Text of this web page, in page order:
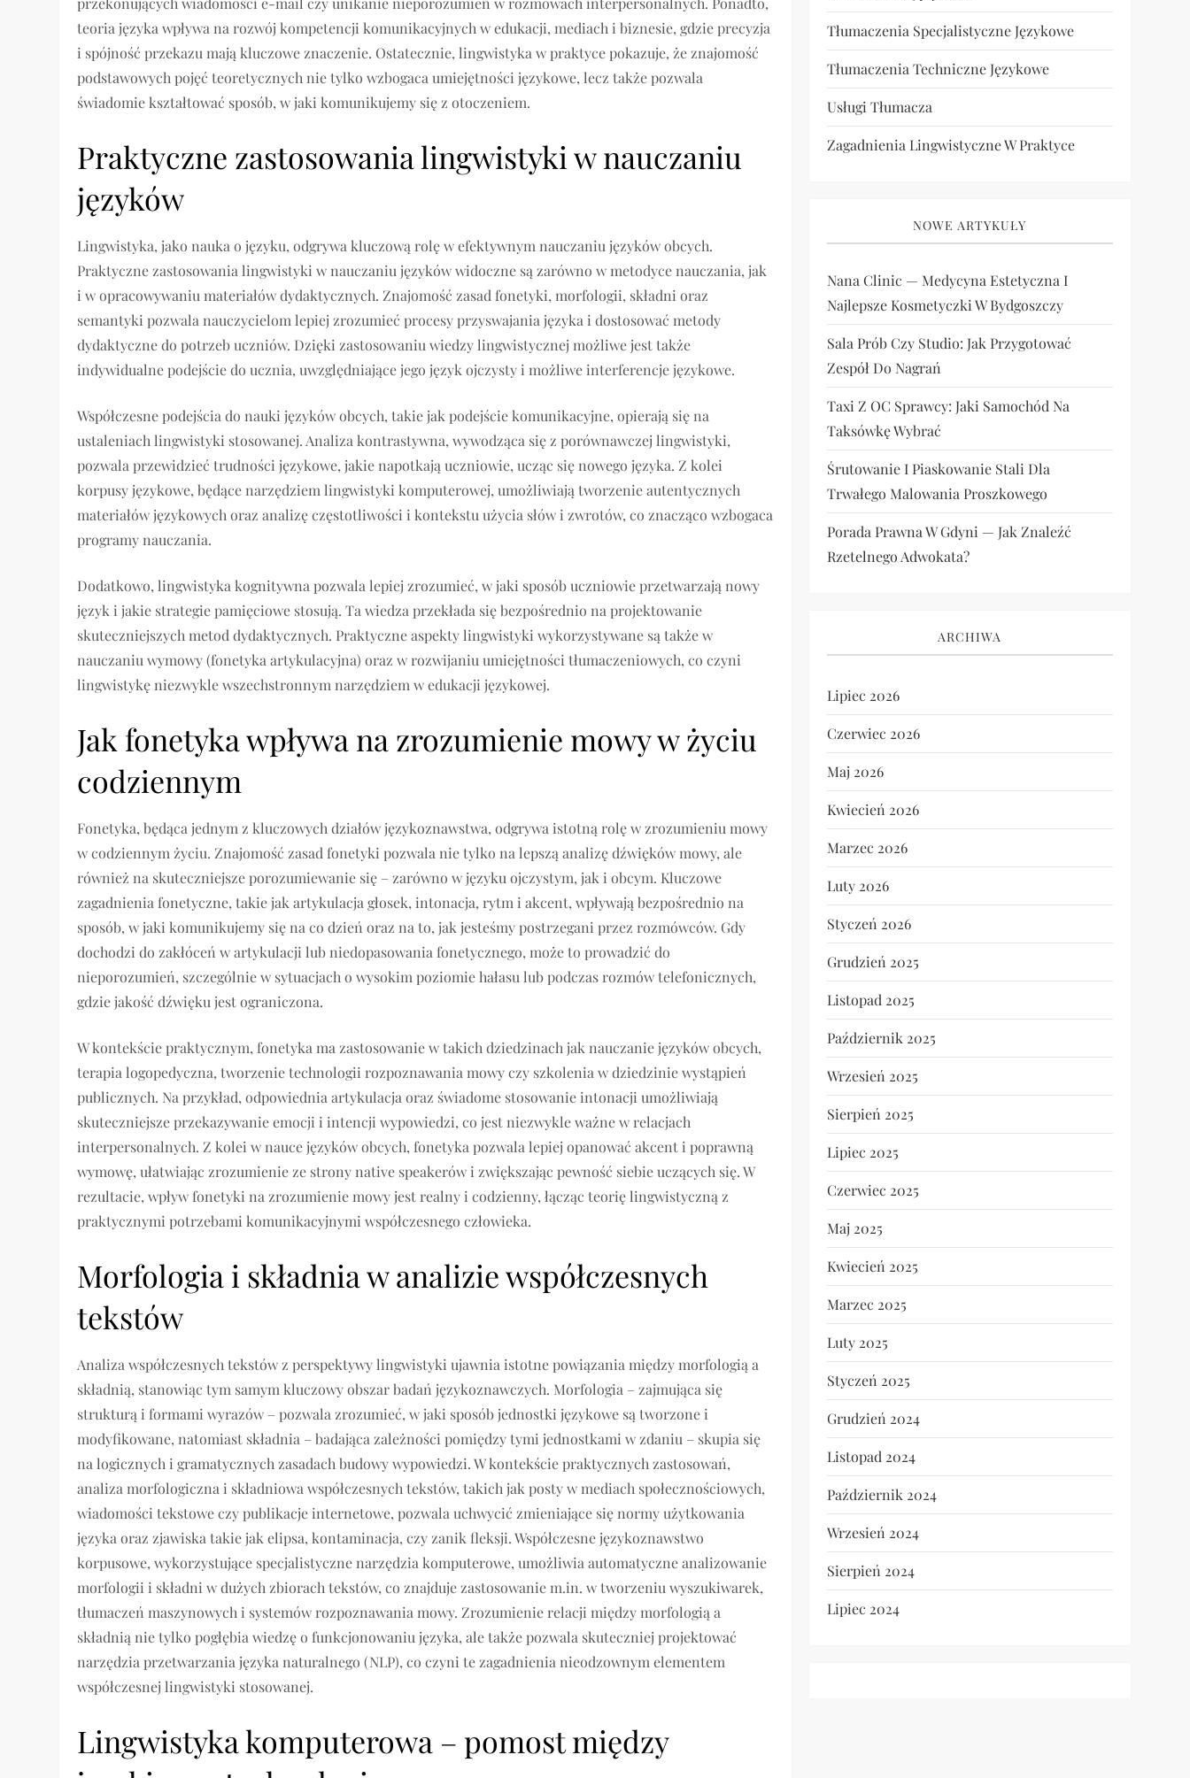
teoria języka wpływa na rozwój kompetencji komunikacyjnych w edukacji, mediach i biznesie, gdzie precyzja
i spójność przekazu mają kluczowe znaczenie. Ostatecznie, lingwistyka w praktyce pokazuje, że znajomość
podstawowych pojęć teoretycznych nie tylko wzbogaca umiejętności językowe, lecz także pozwala
świadomie kształtować sposób, w jaki komunikujemy się z otoczeniem.
Praktyczne zastosowania lingwistyki w nauczaniu
języków
Lingwistyka, jako nauka o języku, odgrywa kluczową rolę w efektywnym nauczaniu języków obcych.
Praktyczne zastosowania lingwistyki w nauczaniu języków widoczne są zarówno w metodyce nauczania, jak
i w opracowywaniu materiałów dydaktycznych. Znajomość zasad fonetyki, morfologii, składni oraz
semantyki pozwala nauczycielom lepiej zrozumieć procesy przyswajania języka i dostosować metody
dydaktyczne do potrzeb uczniów. Dzięki zastosowaniu wiedzy lingwistycznej możliwe jest także
indywidualne podejście do ucznia, uwzględniające jego język ojczysty i możliwe interferencje językowe.
Współczesne podejścia do nauki języków obcych, takie jak podejście komunikacyjne, opierają się na
ustaleniach lingwistyki stosowanej. Analiza kontrastywna, wywodząca się z porównawczej lingwistyki,
pozwala przewidzieć trudności językowe, jakie napotkają uczniowie, ucząc się nowego języka. Z kolei
korpusy językowe, będące narzędziem lingwistyki komputerowej, umożliwiają tworzenie autentycznych
materiałów językowych oraz analizę częstotliwości i kontekstu użycia słów i zwrotów, co znacząco wzbogaca
programy nauczania.
Dodatkowo, lingwistyka kognitywna pozwala lepiej zrozumieć, w jaki sposób uczniowie przetwarzają nowy
język i jakie strategie pamięciowe stosują. Ta wiedza przekłada się bezpośrednio na projektowanie
skuteczniejszych metod dydaktycznych. Praktyczne aspekty lingwistyki wykorzystywane są także w
nauczaniu wymowy (fonetyka artykulacyjna) oraz w rozwijaniu umiejętności tłumaczeniowych, co czyni
lingwistykę niezwykle wszechstronnym narzędziem w edukacji językowej.
Jak fonetyka wpływa na zrozumienie mowy w życiu
codziennym
Fonetyka, będąca jednym z kluczowych działów językoznawstwa, odgrywa istotną rolę w zrozumieniu mowy
w codziennym życiu. Znajomość zasad fonetyki pozwala nie tylko na lepszą analizę dźwięków mowy, ale
również na skuteczniejsze porozumiewanie się – zarówno w języku ojczystym, jak i obcym. Kluczowe
zagadnienia fonetyczne, takie jak artykulacja głosek, intonacja, rytm i akcent, wpływają bezpośrednio na
sposób, w jaki komunikujemy się na co dzień oraz na to, jak jesteśmy postrzegani przez rozmówców. Gdy
dochodzi do zakłóceń w artykulacji lub niedopasowania fonetycznego, może to prowadzić do
nieporozumień, szczególnie w sytuacjach o wysokim poziomie hałasu lub podczas rozmów telefonicznych,
gdzie jakość dźwięku jest ograniczona.
W kontekście praktycznym, fonetyka ma zastosowanie w takich dziedzinach jak nauczanie języków obcych,
terapia logopedyczna, tworzenie technologii rozpoznawania mowy czy szkolenia w dziedzinie wystąpień
publicznych. Na przykład, odpowiednia artykulacja oraz świadome stosowanie intonacji umożliwiają
skuteczniejsze przekazywanie emocji i intencji wypowiedzi, co jest niezwykle ważne w relacjach
interpersonalnych. Z kolei w nauce języków obcych, fonetyka pozwala lepiej opanować akcent i poprawną
wymowę, ułatwiając zrozumienie ze strony native speakerów i zwiększając pewność siebie uczących się. W
rezultacie, wpływ fonetyki na zrozumienie mowy jest realny i codzienny, łącząc teorię lingwistyczną z
praktycznymi potrzebami komunikacyjnymi współczesnego człowieka.
Morfologia i składnia w analizie współczesnych
tekstów
Analiza współczesnych tekstów z perspektywy lingwistyki ujawnia istotne powiązania między morfologią a
składnią, stanowiąc tym samym kluczowy obszar badań językoznawczych. Morfologia – zajmująca się
strukturą i formami wyrazów – pozwala zrozumieć, w jaki sposób jednostki językowe są tworzone i
modyfikowane, natomiast składnia – badająca zależności pomiędzy tymi jednostkami w zdaniu – skupia się
na logicznych i gramatycznych zasadach budowy wypowiedzi. W kontekście praktycznych zastosowań,
analiza morfologiczna i składniowa współczesnych tekstów, takich jak posty w mediach społecznościowych,
wiadomości tekstowe czy publikacje internetowe, pozwala uchwycić zmieniające się normy użytkowania
języka oraz zjawiska takie jak elipsa, kontaminacja, czy zanik fleksji. Współczesne językoznawstwo
korpusowe, wykorzystujące specjalistyczne narzędzia komputerowe, umożliwia automatyczne analizowanie
morfologii i składni w dużych zbiorach tekstów, co znajduje zastosowanie m.in. w tworzeniu wyszukiwarek,
tłumaczeń maszynowych i systemów rozpoznawania mowy. Zrozumienie relacji między morfologią a
składnią nie tylko pogłębia wiedzę o funkcjonowaniu języka, ale także pozwala skuteczniej projektować
narzędzia przetwarzania języka naturalnego (NLP), co czyni te zagadnienia nieodzownym elementem
współczesnej lingwistyki stosowanej.
Lingwistyka komputerowa – pomost między
Tłumaczenia Specjalistyczne Językowe
Tłumaczenia Techniczne Językowe
Usługi Tłumacza
Zagadnienia Lingwistyczne W Praktyce
NOWE ARTYKUŁY
Nana Clinic — Medycyna Estetyczna I
Najlepsze Kosmetyczki W Bydgoszczy
Sala Prób Czy Studio: Jak Przygotować
Zespół Do Nagrań
Taxi Z OC Sprawcy: Jaki Samochód Na
Taksówkę Wybrać
Śrutowanie I Piaskowanie Stali Dla
Trwałego Malowania Proszkowego
Porada Prawna W Gdyni — Jak Znaleźć
Rzetelnego Adwokata?
ARCHIWA
Lipiec 2026
Czerwiec 2026
Maj 2026
Kwiecień 2026
Marzec 2026
Luty 2026
Styczeń 2026
Grudzień 2025
Listopad 2025
Październik 2025
Wrzesień 2025
Sierpień 2025
Lipiec 2025
Czerwiec 2025
Maj 2025
Kwiecień 2025
Marzec 2025
Luty 2025
Styczeń 2025
Grudzień 2024
Listopad 2024
Październik 2024
Wrzesień 2024
Sierpień 2024
Lipiec 2024